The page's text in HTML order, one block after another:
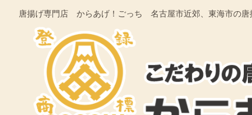
唐揚げ専門店 からあげ！ごっち 名古屋市近郊、東海市の